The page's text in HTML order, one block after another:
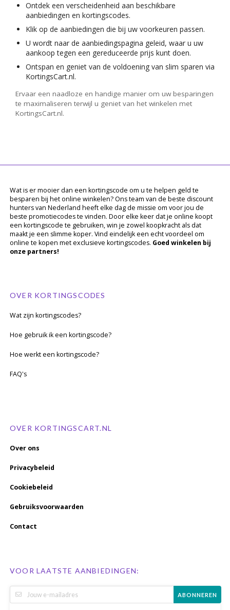
Ontdek een verscheidenheid aan beschikbare
aanbiedingen en kortingscodes.
Klik op de aanbiedingen die bij uw voorkeuren passen.
U wordt naar de aanbiedingspagina geleid, waar u uw
aankoop tegen een gereduceerde prijs kunt doen.
Ontspan en geniet van de voldoening van slim sparen via
KortingsCart.nl.
Ervaar een naadloze en handige manier om uw besparingen
te maximaliseren terwijl u geniet van het winkelen met
KortingsCart.nl.
Wat is er mooier dan een kortingscode om u te helpen geld te
besparen bij het online winkelen? Ons team van de beste discount
hunters van Nederland heeft elke dag de missie om voor jou de
beste promotiecodes te vinden. Door elke keer dat je online koopt
een kortingscode te gebruiken, win je zowel koopkracht als dat
maakt je een slimme koper. Vind eindelijk een echt voordeel om
online te kopen met exclusieve kortingscodes. Goed winkelen bij
onze partners!
OVER KORTINGSCODES
Wat zijn kortingscodes?
Hoe gebruik ik een kortingscode?
Hoe werkt een kortingscode?
FAQ's
OVER KORTINGSCART.NL
Over ons
Privacybeleid
Cookiebeleid
Gebruiksvoorwaarden
Contact
VOOR LAATSTE AANBIEDINGEN:
ABONNEREN